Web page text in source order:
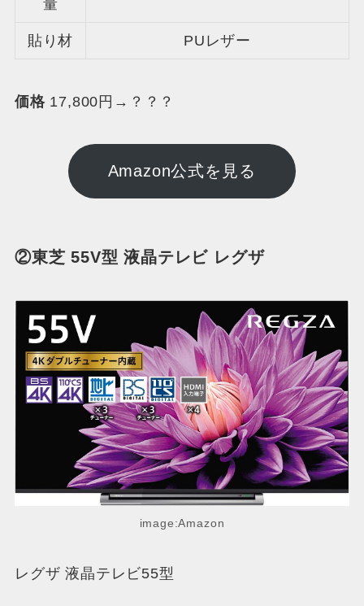
量
貼り材 PUレザー
価格17,800円→？？？
Amazon公式を見る
②東芝 55V型 液晶テレビ レグザ
image:Amazon
レグザ 液晶テレビ55型